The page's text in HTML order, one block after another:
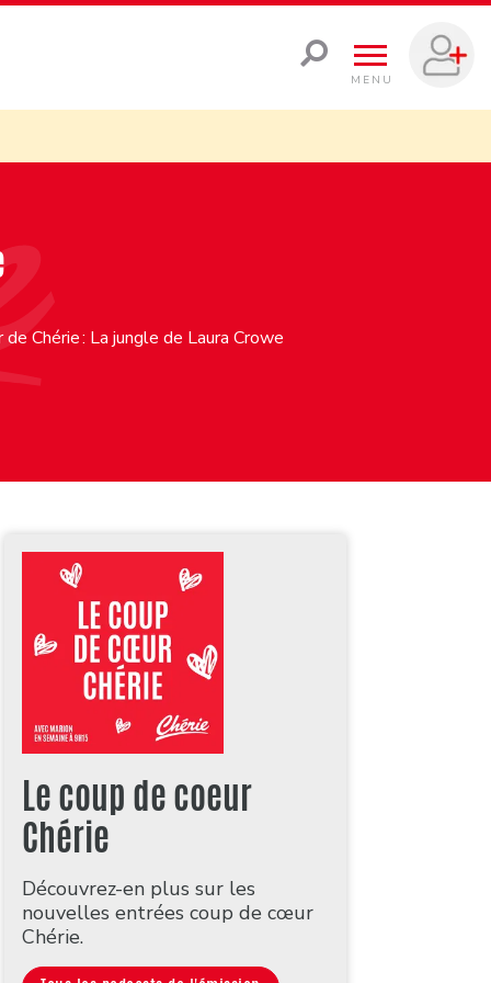
MENU
Chérie : La jungle de Laura Crowe
Le coup de coeur
Chérie
Découvrez-en plus sur les
nouvelles entrées coup de cœur
Chérie.